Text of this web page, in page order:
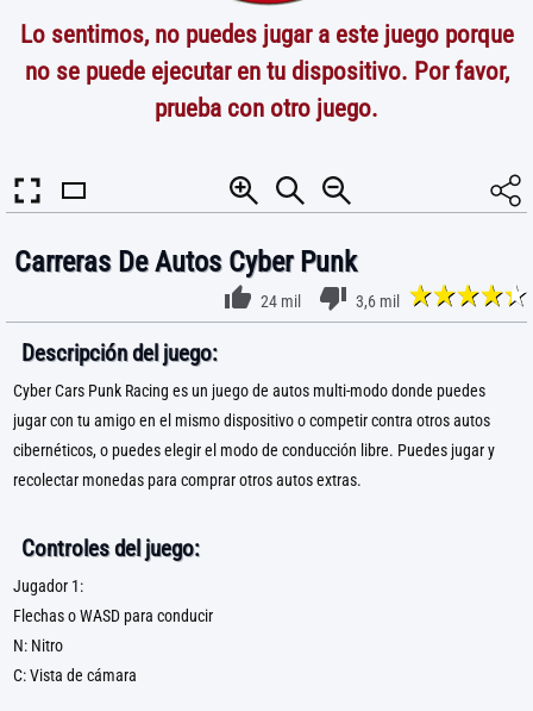
Lo sentimos, no puedes jugar a este juego porque
no se puede ejecutar en tu dispositivo. Por favor,
prueba con otro juego.
Carreras De Autos Cyber Punk
24 mil 3,6 mil
Descripción del juego:
Cyber Cars Punk Racing es un juego de autos multi-modo donde puedes
jugar con tu amigo en el mismo dispositivo o competir contra otros autos
cibernéticos, o puedes elegir el modo de conducción libre. Puedes jugar y
recolectar monedas para comprar otros autos extras.
Controles del juego:
Jugador 1:
Flechas o WASD para conducir
N: Nitro
C: Vista de cámara